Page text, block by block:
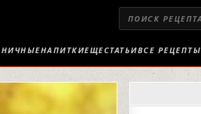
НАПИТКИЕЩЕСТАТЬИВСЕ РЕЦЕПТЫ